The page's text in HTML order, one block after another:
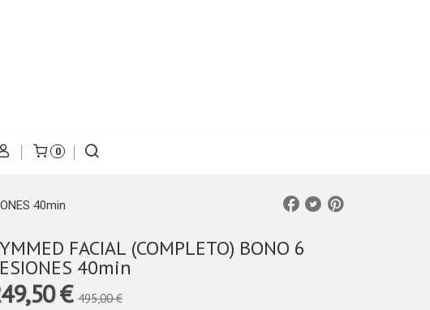
0
40min
FACIAL (COMPLETO) BONO 6
40min
€495,00 €